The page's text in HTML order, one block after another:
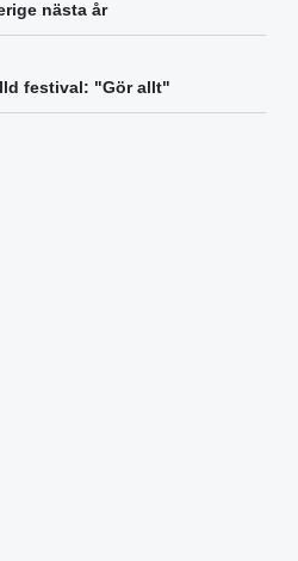
nästa år
festival: "Gör allt"